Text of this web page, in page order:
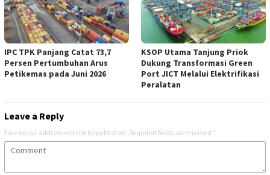
IPC TPK Panjang Catat 73,7
Persen Pertumbuhan Arus
Petikemas pada Juni 2026
KSOP Utama Tanjung Priok
Dukung Transformasi Green
Port JICT Melalui Elektrifikasi
Peralatan
Leave a Reply
Your email address will not be published. Required fields are marked *